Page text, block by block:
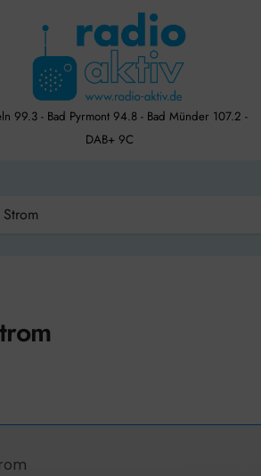
99.3 - Bad Pyrmont 94.8 - Bad Münder 107.2 -
DAB+ 9C